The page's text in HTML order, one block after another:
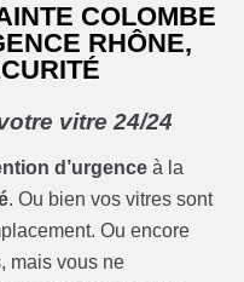
COLOMBE
RHÔNE,
vitre 24/24
d’urgence à la
. Ou bien vos vitres sont
Ou encore
mais vous ne